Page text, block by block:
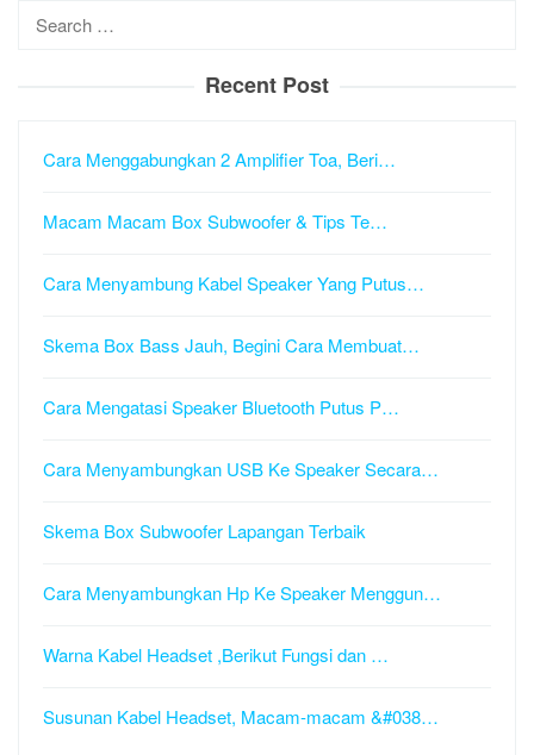
Search
Recent Post
Cara Menggabungkan 2 Amplifier Toa, Beri…
Macam Macam Box Subwoofer & Tips Te…
Cara Menyambung Kabel Speaker Yang Putus…
Skema Box Bass Jauh, Begini Cara Membuat…
Cara Mengatasi Speaker Bluetooth Putus P…
Cara Menyambungkan USB Ke Speaker Secara…
Skema Box Subwoofer Lapangan Terbaik
Cara Menyambungkan Hp Ke Speaker Menggun…
Warna Kabel Headset ,Berikut Fungsi dan …
Susunan Kabel Headset, Macam-macam &#038…